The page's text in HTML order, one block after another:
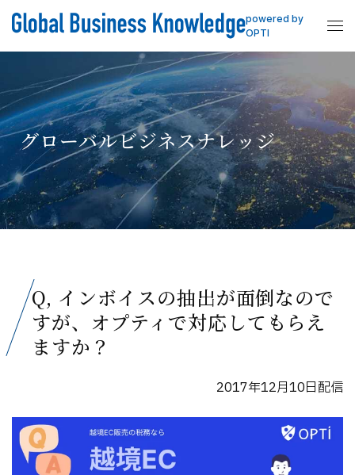
powered by
OPTI
グローバルビジネスナレッジ
Q, インボイスの抽出が面倒なので
すが、オプティで対応してもらえ
ますか？
2017年12月10日配信